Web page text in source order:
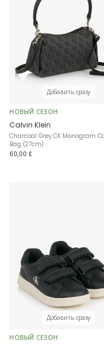
Добавить сразу
НОВЫЙ СЕЗОН
Calvin Klein
Charcoal Grey CK Monogram
Bag (27cm)
60,00 £
Добавить сразу
НОВЫЙ СЕЗОН